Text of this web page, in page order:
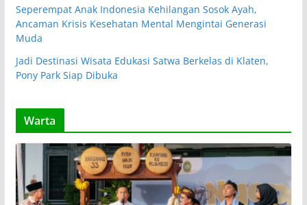
Seperempat Anak Indonesia Kehilangan Sosok Ayah,
Ancaman Krisis Kesehatan Mental Mengintai Generasi
Muda
Jadi Destinasi Wisata Edukasi Satwa Berkelas di Klaten,
Pony Park Siap Dibuka
Warta